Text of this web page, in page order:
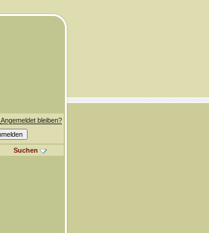
Angemeldet bleiben?
Suchen